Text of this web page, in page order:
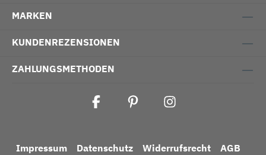
MARKEN
KUNDENREZENSIONEN
ZAHLUNGSMETHODEN
Impressum Datenschutz Widerrufsrecht AGB